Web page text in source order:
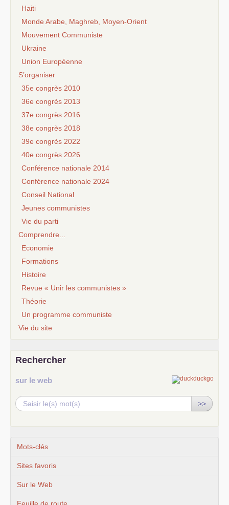
Haiti
Monde Arabe, Maghreb, Moyen-Orient
Mouvement Communiste
Ukraine
Union Européenne
S’organiser
35e congrès 2010
36e congrès 2013
37e congrès 2016
38e congrès 2018
39e congrès 2022
40e congrès 2026
Conférence nationale 2014
Conférence nationale 2024
Conseil National
Jeunes communistes
Vie du parti
Comprendre...
Economie
Formations
Histoire
Revue « Unir les communistes »
Théorie
Un programme communiste
Vie du site
Rechercher
sur le web
>>
Mots-clés
Sites favoris
Sur le Web